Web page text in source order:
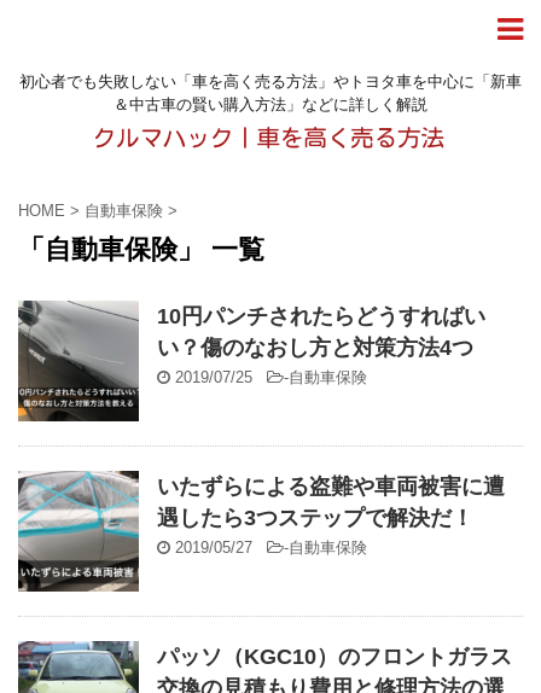
初心者でも失敗しない「車を高く売る方法」やトヨタ車を中心に「新車
＆中古車の賢い購入方法」などに詳しく解説
HOME > 自動車保険 >
「自動車保険」 一覧
10円パンチされたらどうすればい
い？傷のなおし方と対策方法4つ
2019/07/25 -自動車保険
いたずらによる盗難や車両被害に遭
遇したら3つステップで解決だ！
2019/05/27 -自動車保険
パッソ（KGC10）のフロントガラス